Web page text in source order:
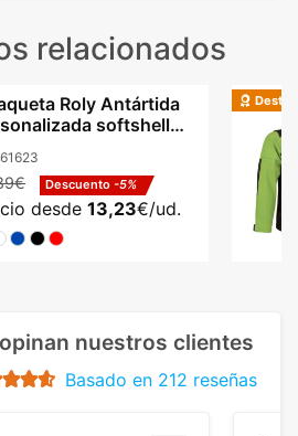
relacionados
Roly Antártida
softshell
61623
Descuento -5%
desde 13,23€/ud.
nuestros clientes
Basado en 212 reseñas